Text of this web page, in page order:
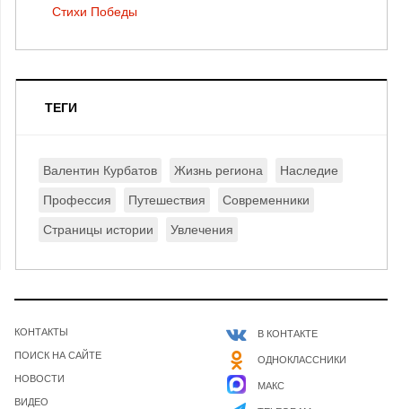
Стихи Победы
ТЕГИ
Валентин Курбатов Жизнь региона Наследие
Профессия Путешествия Современники
Страницы истории Увлечения
КОНТАКТЫ
ПОИСК НА САЙТЕ
НОВОСТИ
ВИДЕО
В КОНТАКТЕ
ОДНОКЛАССНИКИ
МАКС